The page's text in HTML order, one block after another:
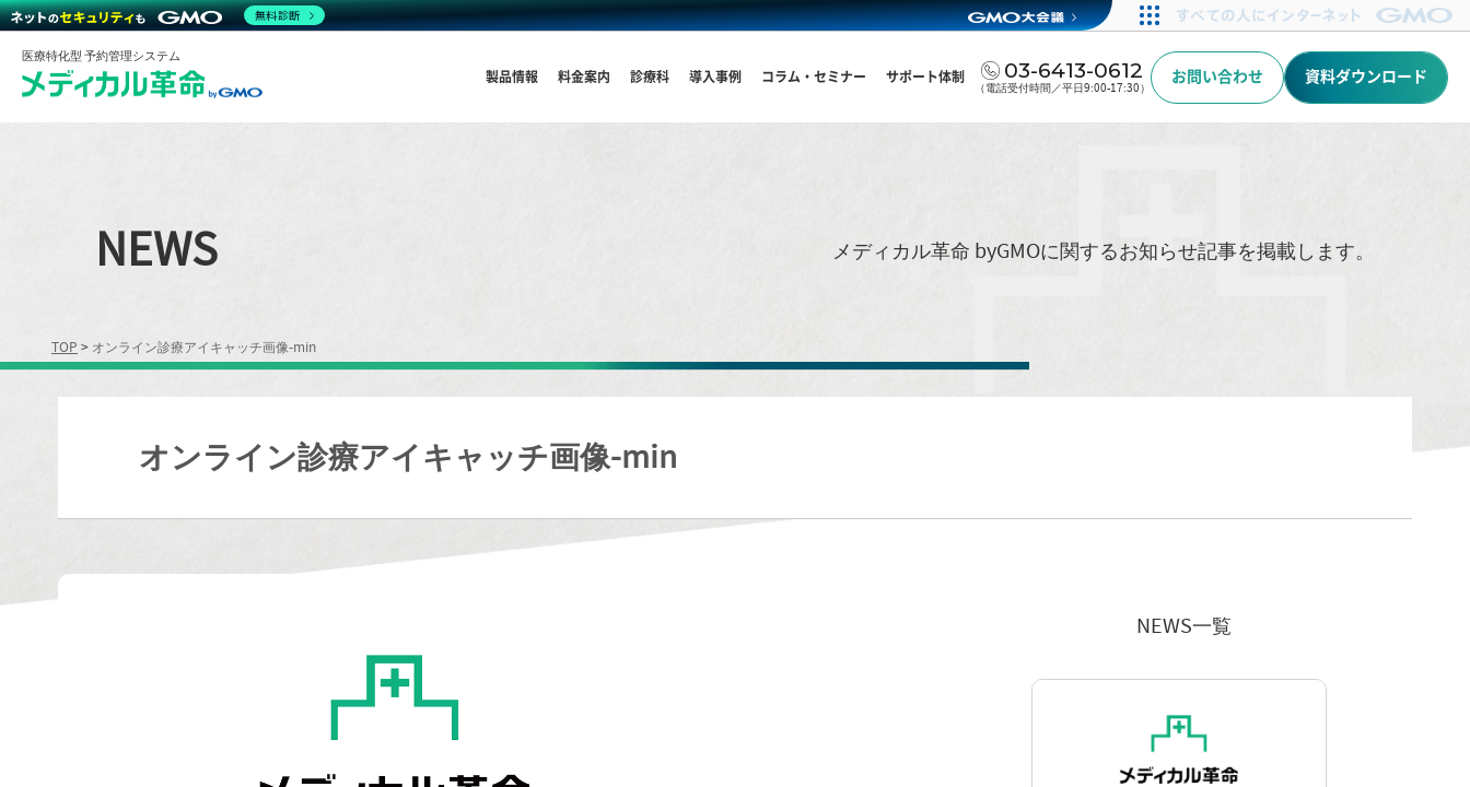
医療特化型 予約管理システム
製品情報 料金案内 診療科 導入事例 コラム・セミナー サポート体制 03-6413-0612
（電話受付時間／平日9:00-17:30）
お問い合わせ 資料ダウンロード
NEWS メディカル革命 byGMOに関するお知らせ記事を掲載します。
TOP > オンライン診療アイキャッチ画像-min
オンライン診療アイキャッチ画像-min
NEWS一覧
無料診断